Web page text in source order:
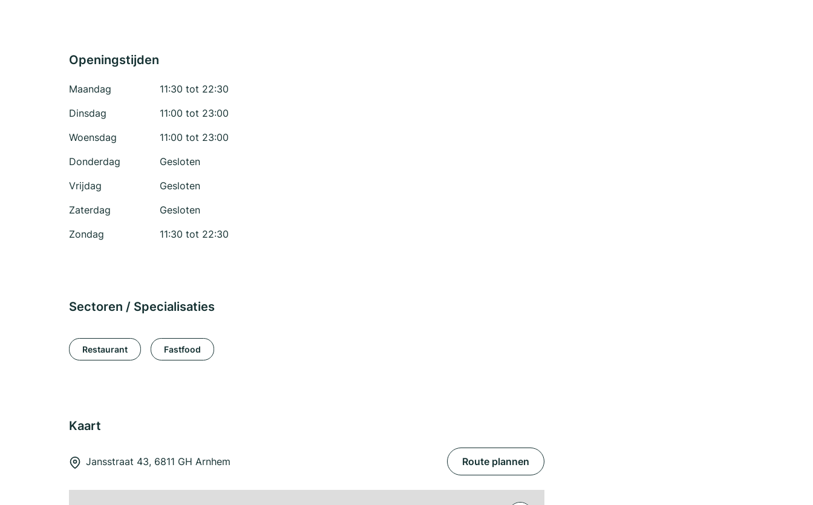
Openingstijden
Maandag
11:30 tot 22:30
Dinsdag
11:00 tot 23:00
Woensdag
11:00 tot 23:00
Donderdag
Gesloten
Vrijdag
Gesloten
Zaterdag
Gesloten
Zondag
11:30 tot 22:30
Sectoren / Specialisaties
Restaurant Fastfood
Kaart
Jansstraat 43, 6811 GH Arnhem Route plannen